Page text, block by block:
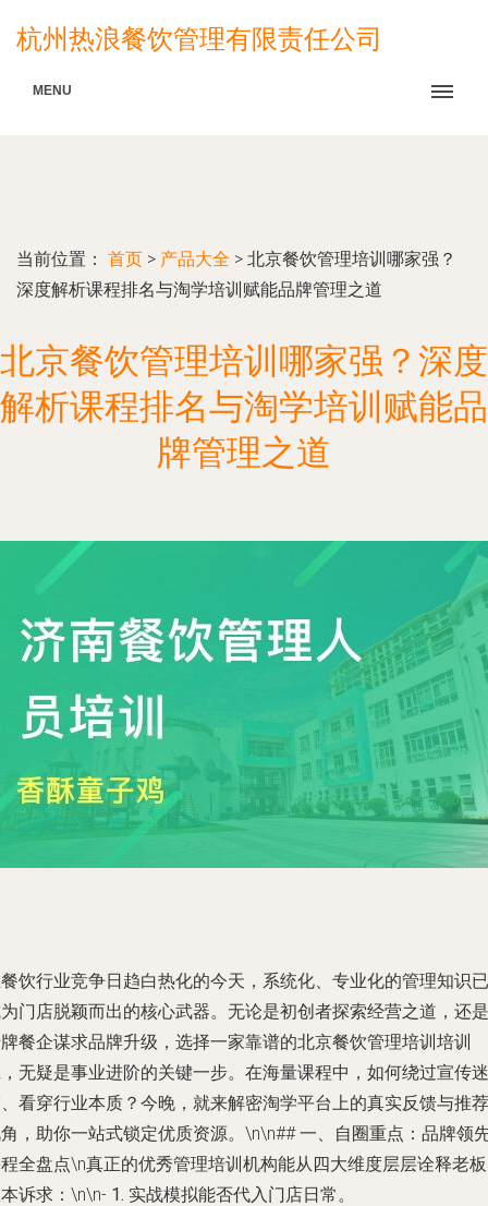
杭州热浪餐饮管理有限责任公司
MENU
当前位置： 首页 > 产品大全 > 北京餐饮管理培训哪家强？
深度解析课程排名与淘学培训赋能品牌管理之道
北京餐饮管理培训哪家强？深度
解析课程排名与淘学培训赋能品
牌管理之道
饮行业竞争日趋白热化的今天，系统化、专业化的管理知识已
门店脱颖而出的核心武器。无论是初创者探索经营之道，还是
餐企谋求品牌升级，选择一家靠谱的北京餐饮管理培训培训
无疑是事业进阶的关键一步。在海量课程中，如何绕过宣传迷
看穿行业本质？今晚，就来解密淘学平台上的真实反馈与推荐
，助你一站式锁定优质资源。\n\n## 一、自圈重点：品牌领
全盘点\n真正的优秀管理培训机构能从四大维度层层诠释老
诉求：\n\n- 1. 实战模拟能否代入门店日常。